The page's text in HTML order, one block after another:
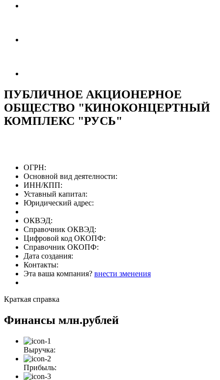
ПУБЛИЧНОЕ АКЦИОНЕРНОЕ
ОБЩЕСТВО "КИНОКОНЦЕРТНЫЙ
КОМПЛЕКС "РУСЬ"
ОГРН:
Основной вид деятелности:
ИНН/КПП:
Уставный капитал:
Юридический адрес:
ОКВЭД:
Справочник ОКВЭД:
Цифровой код ОКОПФ:
Справочник ОКОПФ:
Дата создания:
Контакты:
Эта ваша компания? внести зменения
Краткая справка
Финансы млн.рублей
Выручка:
Прибыль: